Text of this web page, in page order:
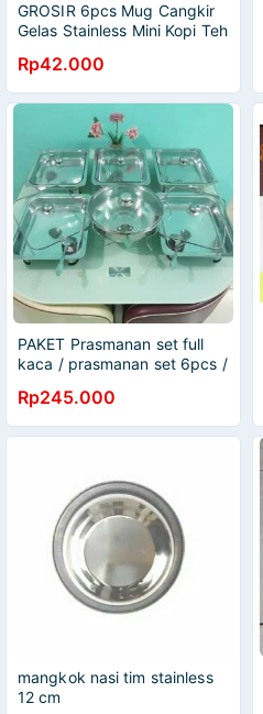
GROSIR 6pcs Mug Cangkir
Gelas Stainless Mini Kopi Teh
Rp42.000
PAKET Prasmanan set full
kaca / prasmanan set 6pcs /
prasmanan 18pcs
Rp245.000
mangkok nasi tim stainless
12 cm